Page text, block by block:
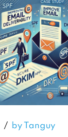
by Tanguy